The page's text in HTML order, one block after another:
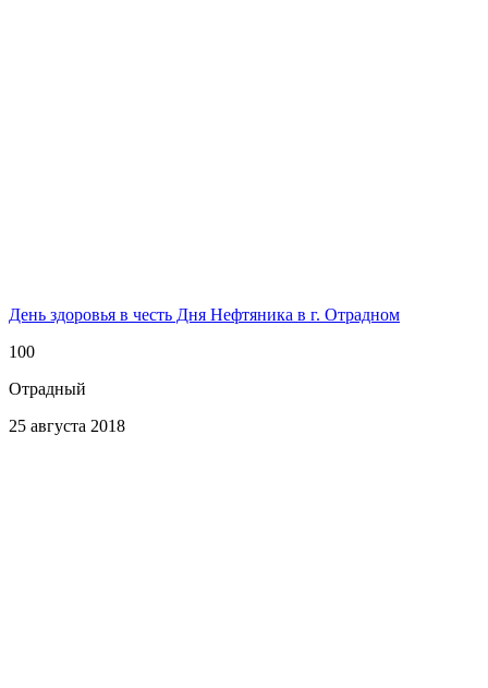
День здоровья в честь Дня Нефтяника в г. Отрадном
100
Отрадный
25 августа 2018